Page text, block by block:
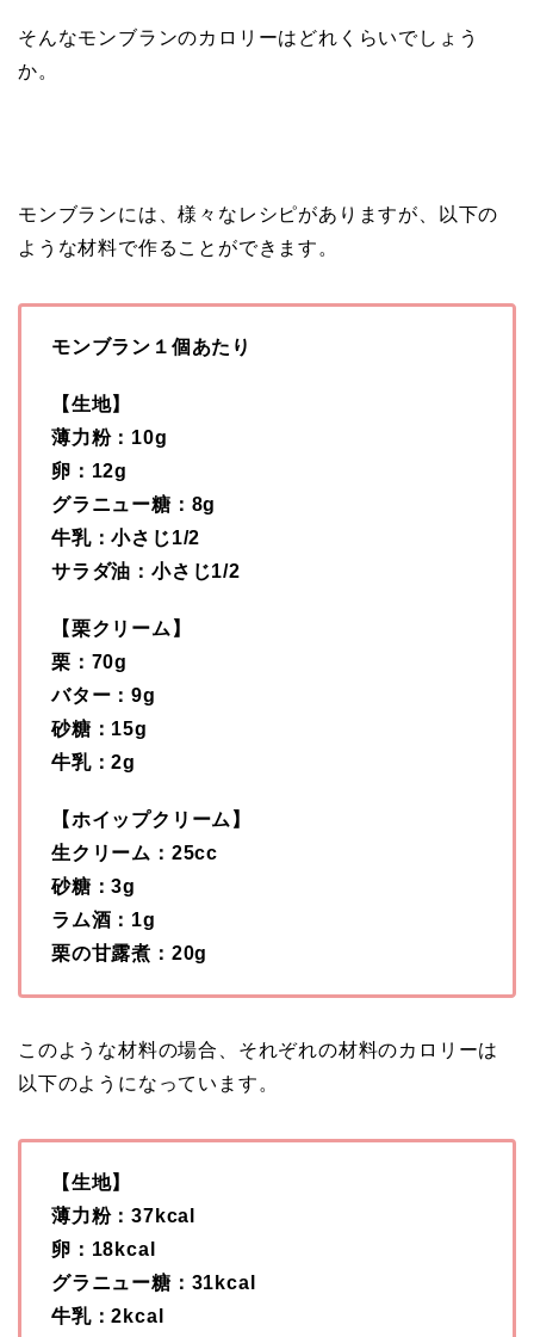
そんなモンブランのカロリーはどれくらいでしょう
か。
モンブランには、様々なレシピがありますが、以下の
ような材料で作ることができます。
モンブラン１個あたり
【生地】
薄力粉：10g
卵：12g
グラニュー糖：8g
牛乳：小さじ1/2
サラダ油：小さじ1/2
【栗クリーム】
栗：70g
バター：9g
砂糖：15g
牛乳：2g
【ホイップクリーム】
生クリーム：25cc
砂糖：3g
ラム酒：1g
栗の甘露煮：20g
このような材料の場合、それぞれの材料のカロリーは
以下のようになっています。
【生地】
薄力粉：37kcal
卵：18kcal
グラニュー糖：31kcal
牛乳：2kcal